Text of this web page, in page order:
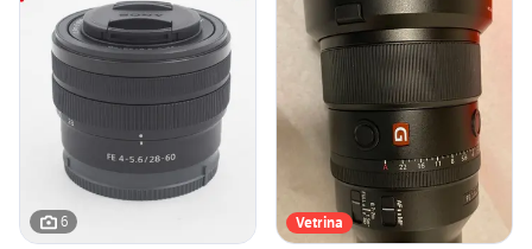
6 Vetrina